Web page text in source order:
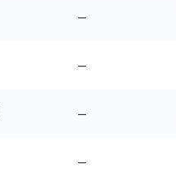
–
–
–
–